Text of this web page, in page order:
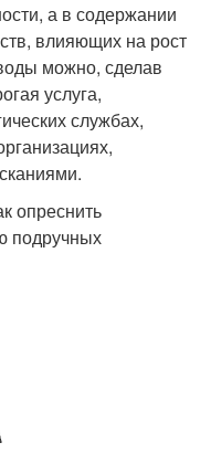
а в содержании
влияющих на рост
можно, сделав
услуга,
службах,